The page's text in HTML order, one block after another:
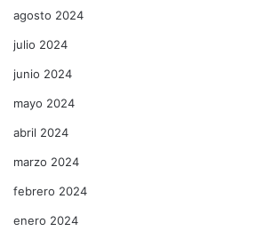
agosto 2024
julio 2024
junio 2024
mayo 2024
abril 2024
marzo 2024
febrero 2024
enero 2024